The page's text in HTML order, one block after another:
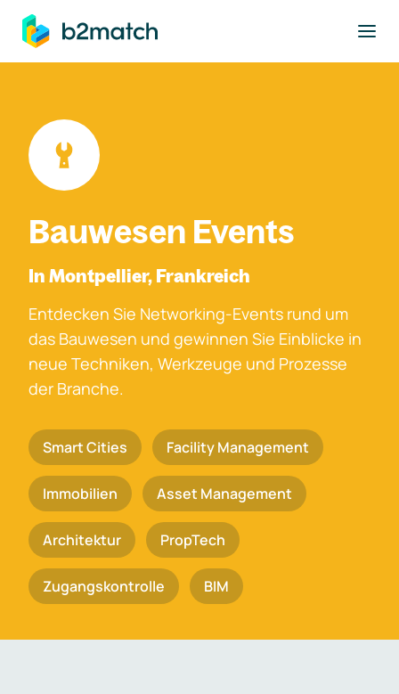
springen
Bauwesen Events
In Montpellier, Frankreich
Entdecken Sie Networking-Events rund um
das Bauwesen und gewinnen Sie Einblicke in
neue Techniken, Werkzeuge und Prozesse
der Branche.
Smart Cities Facility Management
Immobilien Asset Management
Architektur PropTech
Zugangskontrolle BIM